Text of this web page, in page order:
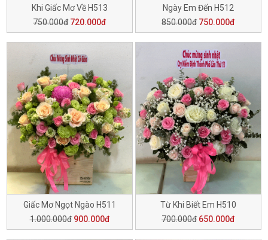
Khi Giấc Mơ Về H513
750.000đ 720.000đ
Ngày Em Đến H512
850.000đ 750.000đ
Giấc Mơ Ngọt Ngào H511
1.000.000đ 900.000đ
Từ Khi Biết Em H510
700.000đ 650.000đ